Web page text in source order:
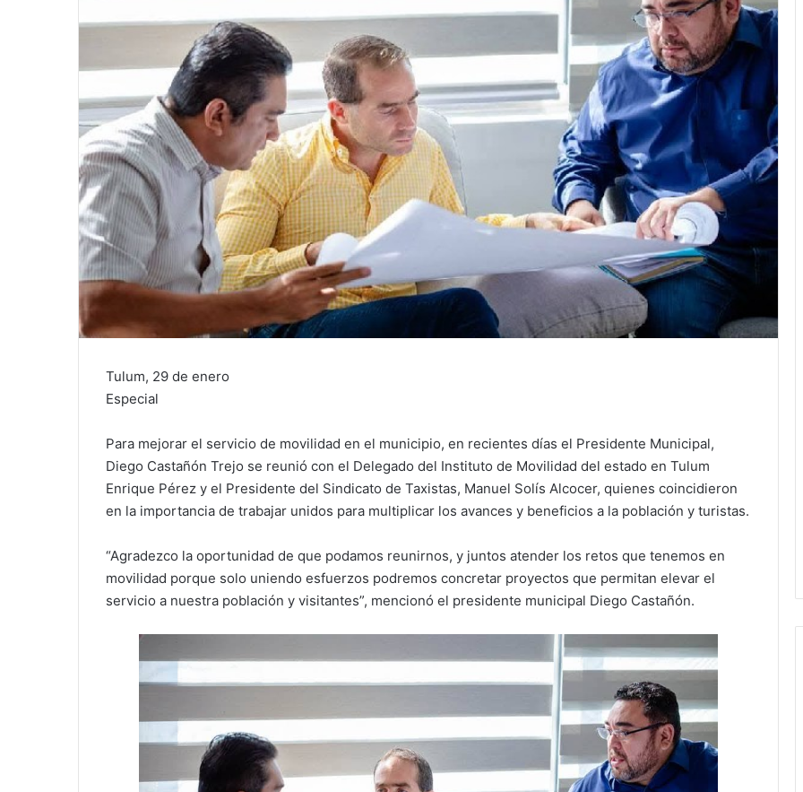
Tulum, 29 de enero
Especial
Para mejorar el servicio de movilidad en el municipio, en recientes días el Presidente Municipal,
Diego Castañón Trejo se reunió con el Delegado del Instituto de Movilidad del estado en Tulum
Enrique Pérez y el Presidente del Sindicato de Taxistas, Manuel Solís Alcocer, quienes coincidieron
en la importancia de trabajar unidos para multiplicar los avances y beneficios a la población y turistas.
“Agradezco la oportunidad de que podamos reunirnos, y juntos atender los retos que tenemos en
movilidad porque solo uniendo esfuerzos podremos concretar proyectos que permitan elevar el
servicio a nuestra población y visitantes”, mencionó el presidente municipal Diego Castañón.